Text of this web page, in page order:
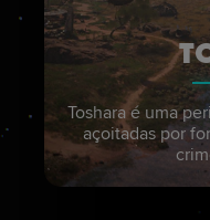
Toshara é uma
açoitadas por